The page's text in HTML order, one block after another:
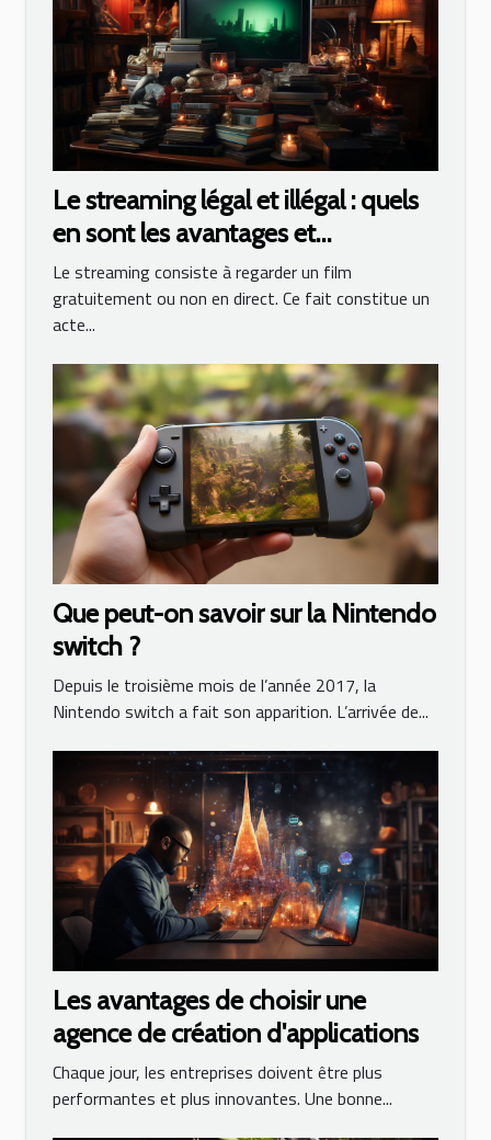
Le streaming légal et illégal : quels
en sont les avantages et
inconvénients ?
Le streaming consiste à regarder un film
gratuitement ou non en direct. Ce fait constitue un
acte...
Que peut-on savoir sur la Nintendo
switch ?
Depuis le troisième mois de l’année 2017, la
Nintendo switch a fait son apparition. L’arrivée de...
Les avantages de choisir une
agence de création d'applications
Chaque jour, les entreprises doivent être plus
performantes et plus innovantes. Une bonne...